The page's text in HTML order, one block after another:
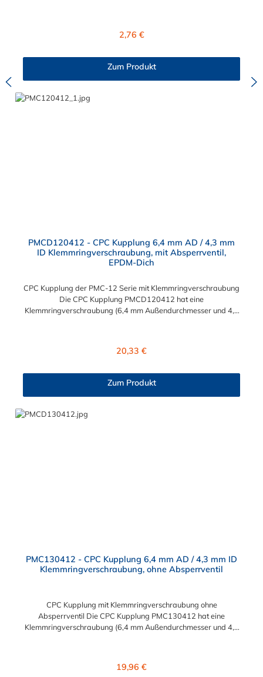
Regulärer Preis:
2,76 €
Zum Produkt
PMCD120412 - CPC Kupplung 6,4 mm AD / 4,3 mm
ID Klemmringverschraubung, mit Absperrventil,
EPDM-Dich
CPC Kupplung der PMC-12 Serie mit Klemmringverschraubung
Die CPC Kupplung PMCD120412 hat eine
Klemmringverschraubung (6,4 mm Außendurchmesser und 4,3
ist aus EPDM. Das Verbindungsstück zum Stecker hat ein
Steckern der PMC-, PMC12- und MC- Serie kombinieren.
Regulärer Preis:
20,33 €
Zum Produkt
PMC130412 - CPC Kupplung 6,4 mm AD / 4,3 mm ID
Klemmringverschraubung, ohne Absperrventil
CPC Kupplung mit Klemmringverschraubung ohne
Absperrventil Die CPC Kupplung PMC130412 hat eine
Klemmringverschraubung (6,4 mm Außendurchmesser und 4,3
Innenmaß von ≈ 7,9 mm. Sie können diese CPC Kupplung mit
Regulärer Preis:
19,96 €